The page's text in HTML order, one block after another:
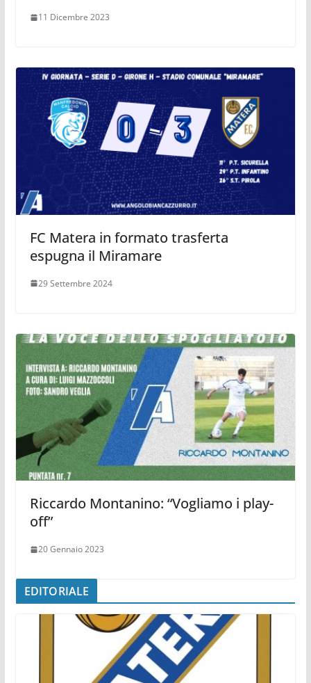
11 Dicembre 2023
FC Matera in formato trasferta
espugna il Miramare
29 Settembre 2024
Riccardo Montanino: “Vogliamo i play-
off”
20 Gennaio 2023
EDITORIALE